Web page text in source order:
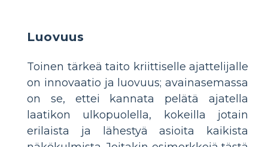
Luovuus
Toinen tärkeä taito kriittiselle ajattelijalle
on innovaatio ja luovuus; avainasemassa
on se, ettei kannata pelätä ajatella
laatikon ulkopuolella, kokeilla jotain
erilaista ja lähestyä asioita kaikista